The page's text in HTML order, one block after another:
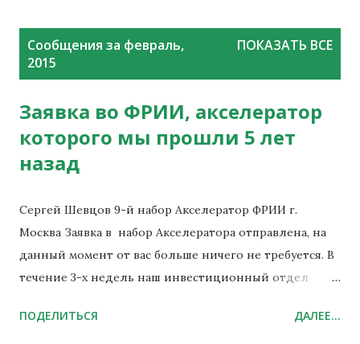
Сообщения за февраль,
2015
ПОКАЗАТЬ ВСЕ
Заявка во ФРИИ, акселератор
которого мы прошли 5 лет
назад
Сергей Шевцов 9-й набор Акселератор ФРИИ г.
Москва Заявка в набор Акселератора отправлена, на
данный момент от вас больше ничего не требуется. В
течение 3-х недель наш инвестиционный отдел
проект 2й этап отбора или нет. Заявка ID вашей
ПОДЕЛИТЬСЯ ДАЛЕЕ...